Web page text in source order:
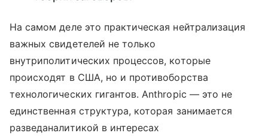
На самом деле это практическая нейтрализация
важных свидетелей не только
внутриполитических процессов, которые
происходят в США, но и противоборства
технологических гигантов. Anthropic — это не
единственная структура, которая занимается
разведаналитикой в интересах